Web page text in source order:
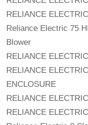
RELIANCE
Reliance Electric 75
Blower
RELIANCE
RELIANCE
ENCLOSURE
RELIANCE
RELIANCE